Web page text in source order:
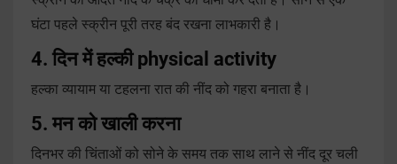
घंटा पहले स्क्रीन पूरी तरह बंद रखना लाभकारी है।
4. दिन में हल्की physical activity
हल्का व्यायाम या टहलना रात की नींद को गहरा बनाता है।
5. मन को खाली करना
दिनभर की चिंताओं को सोने के समय तक साथ लाने से नींद दूर चली